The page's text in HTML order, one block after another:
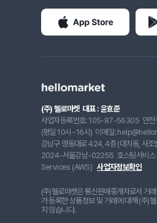
(주) 헬로마켓 대표 : 윤효준
사업자등록번호: 105-87-56305 안
(평일 10시~16시) 이메일:
강남구 영동대로 424, 4층 (대치동, 사조
2024-서울강남-02255 호스팅서비
Services (AWS) 사업자정보확인
(주)헬로마켓은 통신판매중개자로서 거
가 등록한 상품정보 및 거래에 대해 (주)
지 않습니다.